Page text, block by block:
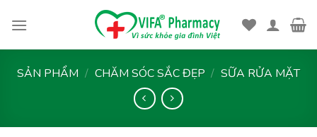
SẢN PHẨM / CHĂM SÓC SẮC ĐẸP / SỮA RỬA MẶT